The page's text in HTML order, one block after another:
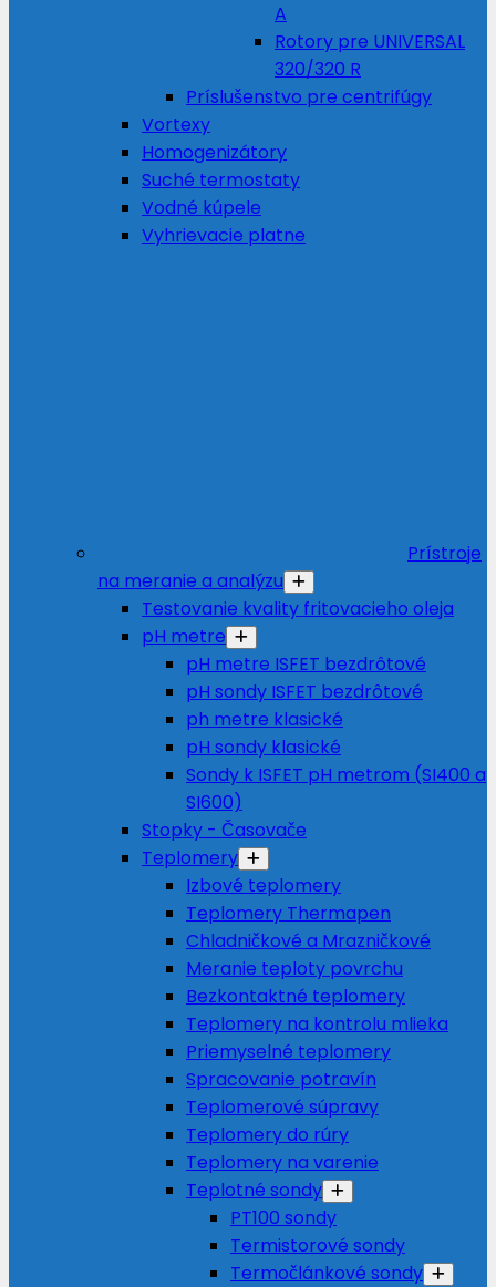
A
Rotory pre UNIVERSAL
320/320 R
Príslušenstvo pre centrifúgy
Vortexy
Homogenizátory
Suché termostaty
Vodné kúpele
Vyhrievacie platne
Prístroje
na meranie a analýzu
Testovanie kvality fritovacieho oleja
pH metre
pH metre ISFET bezdrôtové
pH sondy ISFET bezdrôtové
ph metre klasické
pH sondy klasické
Sondy k ISFET pH metrom (SI400 a
SI600)
Stopky - Časovače
Teplomery
Izbové teplomery
Teplomery Thermapen
Chladničkové a Mrazničkové
Meranie teploty povrchu
Bezkontaktné teplomery
Teplomery na kontrolu mlieka
Priemyselné teplomery
Spracovanie potravín
Teplomerové súpravy
Teplomery do rúry
Teplomery na varenie
Teplotné sondy
PT100 sondy
Termistorové sondy
Termočlánkové sondy